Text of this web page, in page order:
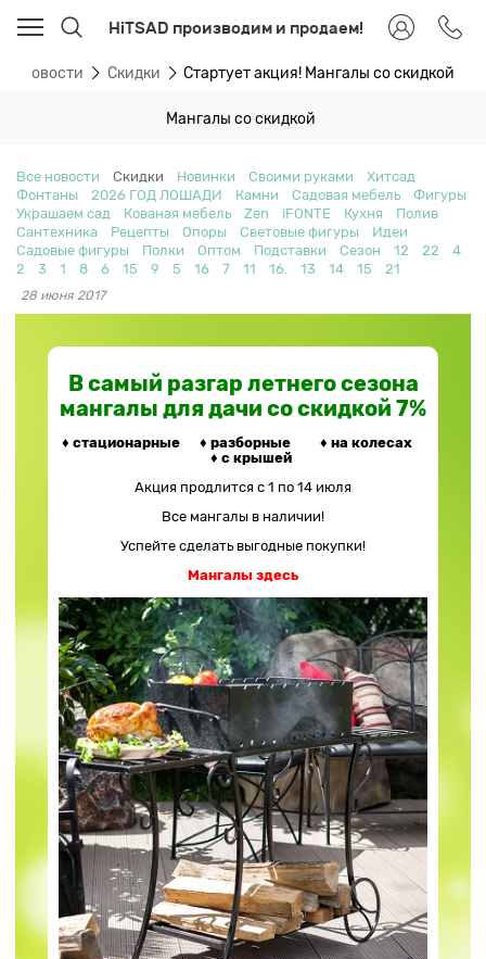
HiTSAD производим и продаем!
Новости Скидки Стартует акция! Мангалы со скидкой
Мангалы со скидкой
Все новости Скидки Новинки Своими руками
Хитсад
Фонтаны
2026 ГОД ЛОШАДИ Камни Садовая мебель
Фигуры
Украшаем сад
Кованая мебель Zen iFONTE Кухня
Полив
Сантехника
Рецепты Опоры Световые фигуры
Идеи
Садовые фигуры
Полки Оптом Подставки Сезон 12 22
4
2
3 1 8 6 15 9 5 16 7 11 16. 13 14 15 21
28 июня 2017
В самый разгар летнего сезона
мангалы для дачи со скидкой 7%
♦ стационарные ♦ разборные ♦ на колесах
♦ с крышей
Акция продлится с 1 по 14 июля
Все мангалы в наличии!
Успейте сделать выгодные покупки!
Мангалы здесь